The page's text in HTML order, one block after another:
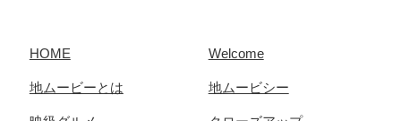
HOME Welcome
地ムービーとは 地ムービシー